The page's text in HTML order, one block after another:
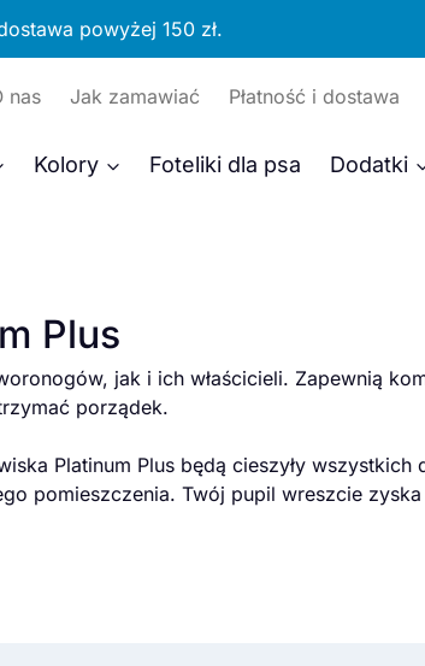
powyżej 150 zł.
nas Jak zamawiać Płatność i dostawa
Kolory Foteliki dla psa Dodatki
Plus
jak i ich właścicieli. Zapewnią
porządek.
Platinum Plus będą cieszyły
pomieszczenia. Twój pupil wreszcie